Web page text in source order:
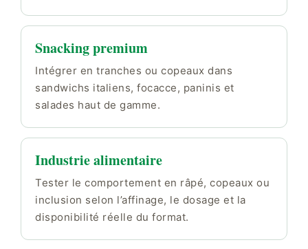
Snacking premium
Intégrer en tranches ou copeaux dans
sandwichs italiens, focacce, paninis et
salades haut de gamme.
Industrie alimentaire
Tester le comportement en râpé, copeaux ou
inclusion selon l’affinage, le dosage et la
disponibilité réelle du format.